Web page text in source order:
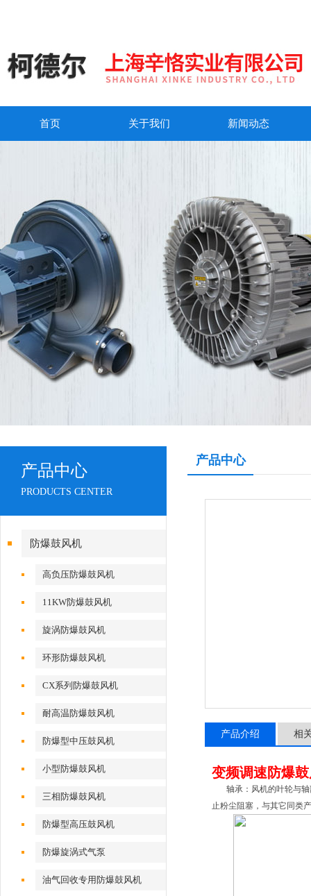
首页 关于我们 新闻动态
产品中心
PRODUCTS CENTER
防爆鼓风机
高负压防爆鼓风机
11KW防爆鼓风机
旋涡防爆鼓风机
环形防爆鼓风机
CX系列防爆鼓风机
耐高温防爆鼓风机
防爆型中压鼓风机
小型防爆鼓风机
三相防爆鼓风机
防爆型高压鼓风机
防爆旋涡式气泵
油气回收专用防爆鼓风机
产品中心
产品介绍 相
变频调速防爆
轴承：风机的叶轮与轴
止粉尘阻塞，与其它同类